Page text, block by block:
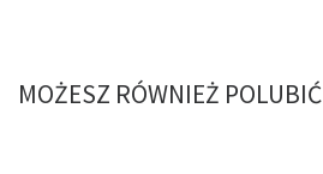
MOŻESZ RÓWNIEŻ POLUBIĆ